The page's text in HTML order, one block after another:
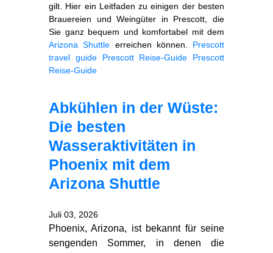
gilt. Hier ein Leitfaden zu einigen der besten
Brauereien und Weingüter in Prescott, die
Sie ganz bequem und komfortabel mit dem
Arizona Shuttle erreichen können. Prescott
travel guide
Prescott Reise‑Guide
Prescott
Reise‑Guide
Abkühlen in der Wüste:
Die besten
Wasseraktivitäten in
Phoenix mit dem
Arizona Shuttle
Juli 03, 2026
Phoenix, Arizona, ist bekannt für seine
sengenden Sommer, in denen die